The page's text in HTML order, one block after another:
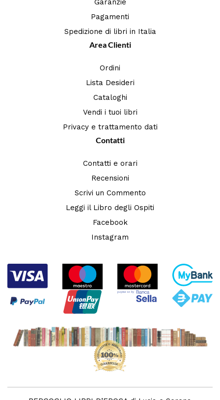
Garanzie
Pagamenti
Spedizione di libri in Italia
Area Clienti
Ordini
Lista Desideri
Cataloghi
Vendi i tuoi libri
Privacy e trattamento dati
Contatti
Contatti e orari
Recensioni
Scrivi un Commento
Leggi il Libro degli Ospiti
Facebook
Instagram